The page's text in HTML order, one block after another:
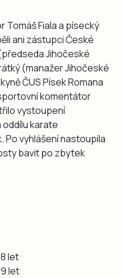
Tomáš Fiala a písecký
ani zástupci České
Jihočeské
(manažer Jihočeské
ČUS Písek Romana
komentátor
vystoupení
karate
Po vyhlášení nastoupila
bavit po zbytek
let
let